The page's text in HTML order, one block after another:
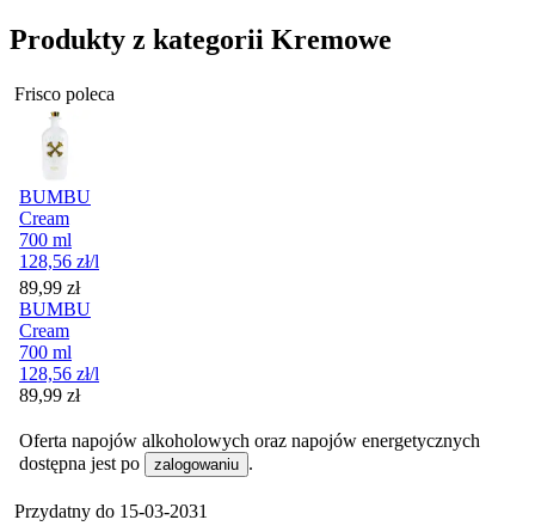
Produkty z kategorii Kremowe
Frisco poleca
BUMBU
Cream
700 ml
128,56 zł/l
Cena
89,99 zł
BUMBU
Cream
700 ml
128,56 zł/l
Cena
89,99 zł
Oferta napojów alkoholowych oraz napojów energetycznych
dostępna jest po
zalogowaniu .
Przydatny do 15-03-2031